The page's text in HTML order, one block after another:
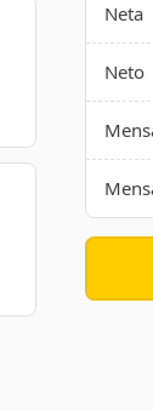
Neta
Neto